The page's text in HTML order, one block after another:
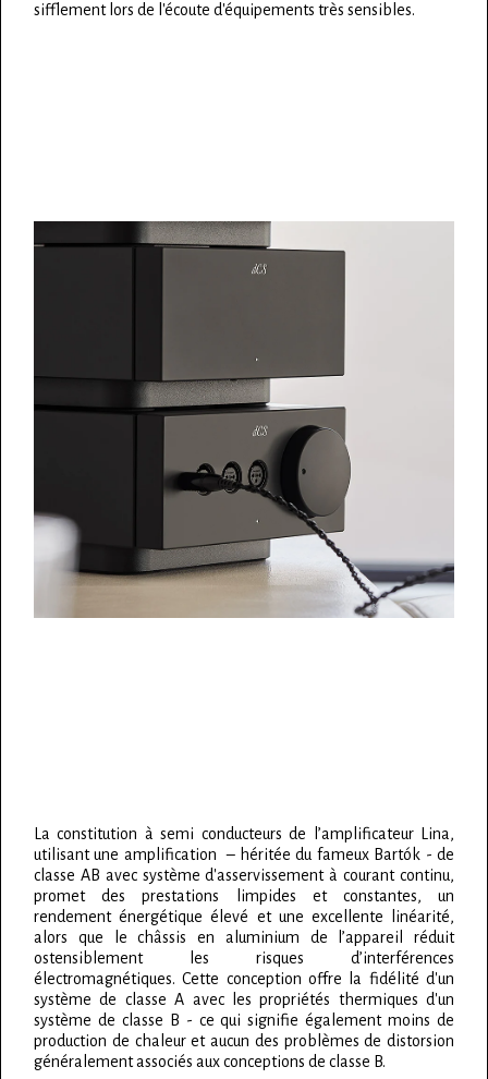
sifflement lors de l'écoute d'équipements très sensibles.
La constitution à semi conducteurs de l’amplificateur Lina,
utilisant une amplification – héritée du fameux Bartók - de
classe AB avec système d'asservissement à courant continu,
promet des prestations limpides et constantes, un
rendement énergétique élevé et une excellente linéarité,
alors que le châssis en aluminium de l’appareil réduit
ostensiblement les risques d’interférences
électromagnétiques. Cette conception offre la fidélité d'un
système de classe A avec les propriétés thermiques d'un
système de classe B - ce qui signifie également moins de
production de chaleur et aucun des problèmes de distorsion
généralement associés aux conceptions de classe B.